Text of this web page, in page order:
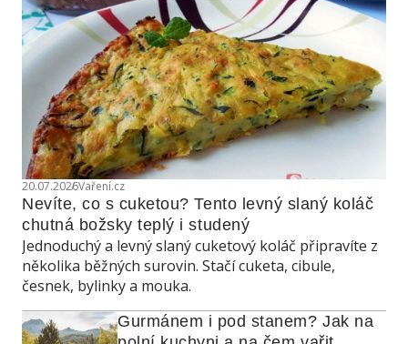
20.07.2026Vaření.cz
Nevíte, co s cuketou? Tento levný slaný koláč
chutná božsky teplý i studený
Jednoduchý a levný slaný cuketový koláč připravíte z
několika běžných surovin. Stačí cuketa, cibule,
česnek, bylinky a mouka.
Gurmánem i pod stanem? Jak na